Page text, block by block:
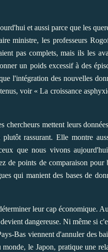
et aussi parce que les
ministre,les professeurs
pas complets, mais ils les
un poids excessif à des
l'intégration des nouvelles
voir « La croissance
chercheurs mettent leurs
rassurant. Elle montre
que nous vivons
de points de comparaison pour
qui manient des bases de
leur cap économique.
dangereuse. Ni même si
Bas viennent d'annuler des
le Japon, pratique une